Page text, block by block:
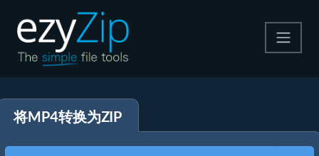
解压
将MP4转换为ZIP